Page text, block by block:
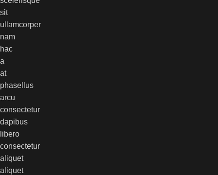
sit
ullamcorper
nam
hac
a
at
phasellus
arcu
consectetur
dapibus
libero
consectetur
aliquet
aliquet